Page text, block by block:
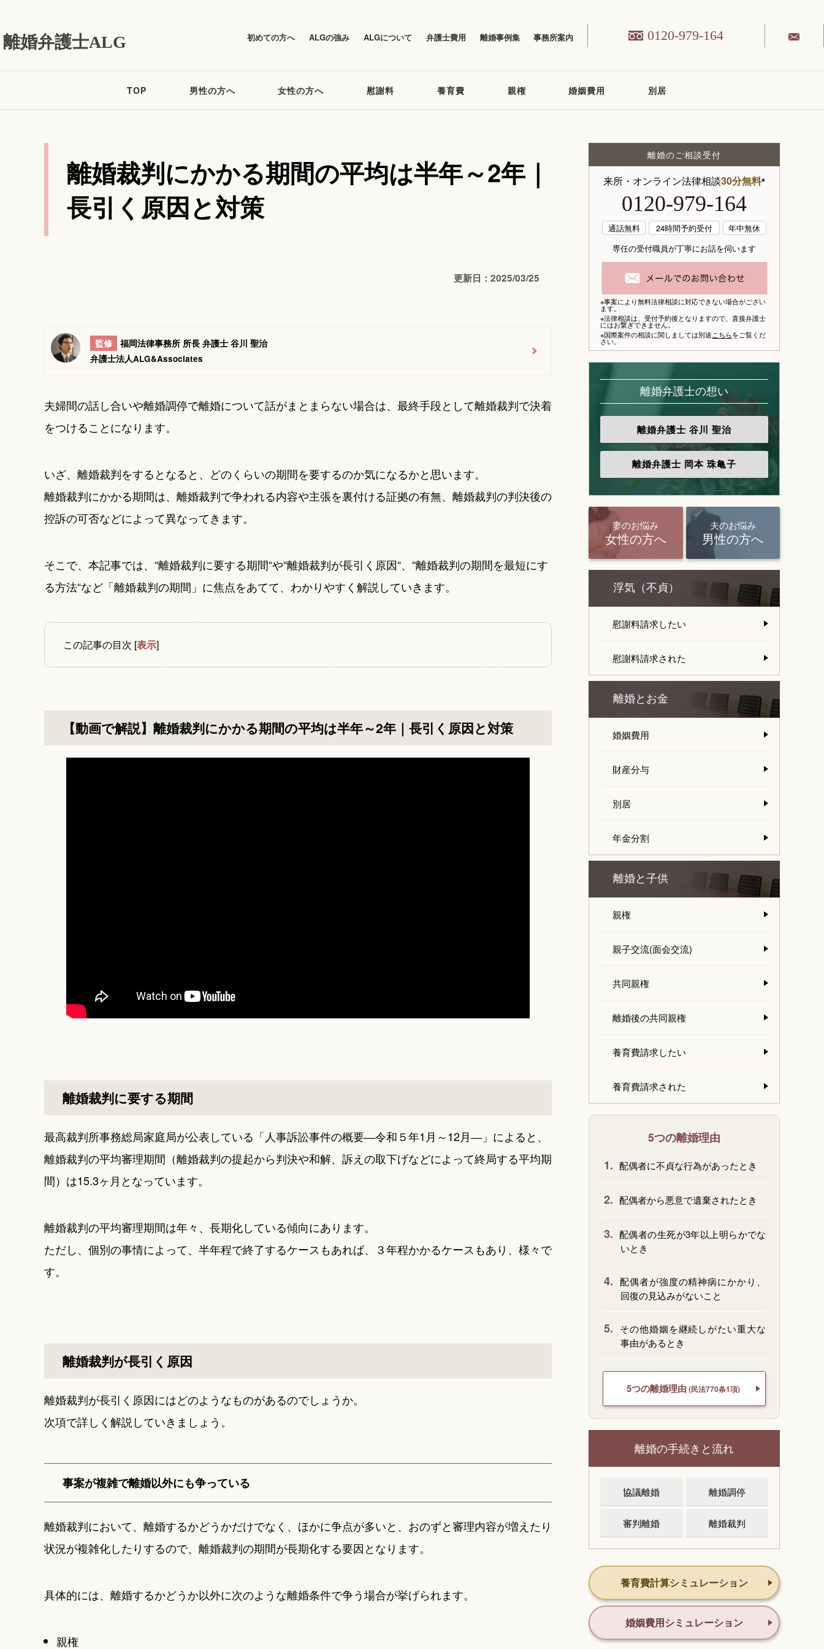
離婚弁護士ALG 初めての方へ ALGの強み ALGについて 弁護士費用 離婚事例集 事務所案内 0120-979-164
TOP 男性の方へ 女性の方へ 慰謝料 養育費 親権 婚姻費用 別居
離婚裁判にかかる期間の平均は半年～2年｜
長引く原因と対策
更新日：2025/03/25
監修
福岡法律事務所 所長 弁護士 谷川 聖治
弁護士法人ALG&Associates
夫婦間の話し合いや離婚調停で離婚について話がまとまらない場合は、最終手段として離婚裁判で決着
をつけることになります。
いざ、離婚裁判をするとなると、どのくらいの期間を要するのか気になるかと思います。
離婚裁判にかかる期間は、離婚裁判で争われる内容や主張を裏付ける証拠の有無、離婚裁判の判決後の
控訴の可否などによって異なってきます。
そこで、本記事では、“離婚裁判に要する期間“や“離婚裁判が長引く原因“、“離婚裁判の期間を最短にす
る方法“など「離婚裁判の期間」に焦点をあてて、わかりやすく解説していきます。
この記事の目次 [表示]
【動画で解説】離婚裁判にかかる期間の平均は半年～2年｜長引く原因と対策
離婚裁判に要する期間
最高裁判所事務総局家庭局が公表している「人事訴訟事件の概要―令和５年1月～12月―」によると、
離婚裁判の平均審理期間（離婚裁判の提起から判決や和解、訴えの取下げなどによって終局する平均期
間）は15.3ヶ月となっています。
離婚裁判の平均審理期間は年々、長期化している傾向にあります。
ただし、個別の事情によって、半年程で終了するケースもあれば、３年程かかるケースもあり、様々で
す。
離婚裁判が長引く原因
離婚裁判が長引く原因にはどのようなものがあるのでしょうか。
次項で詳しく解説していきましょう。
事案が複雑で離婚以外にも争っている
離婚裁判において、離婚するかどうかだけでなく、ほかに争点が多いと、おのずと審理内容が増えたり
状況が複雑化したりするので、離婚裁判の期間が長期化する要因となります。
具体的には、離婚するかどうか以外に次のような離婚条件で争う場合が挙げられます。
親権
離婚のご相談受付
来所・オンライン法律相談30分無料※
0120-979-164
通話無料 24時間予約受付
年中無休
専任の受付職員が丁寧にお話を伺います
※事案により無料法律相談に対応できない場合がござい
ます。
※法律相談は、 受付予約後となりますので、 直接弁護士
にはお繋ぎできません。
※国際案件の相談に関しましては別途こちらをご覧くだ
さい。
離婚弁護士の想い
離婚弁護士 谷川 聖治
離婚弁護士 岡本 珠亀子
妻のお悩み
女性の方へ
夫のお悩み
男性の方へ
浮気（不貞）
慰謝料請求したい
慰謝料請求された
離婚とお金
婚姻費用
財産分与
別居
年金分割
離婚と子供
親権
親子交流(面会交流)
共同親権
離婚後の共同親権
養育費請求したい
養育費請求された
5つの離婚理由
1. 配偶者に不貞な行為があったとき
2. 配偶者から悪意で遺棄されたとき
3. 配偶者の生死が3年以上明らかでな
いとき
4. 配偶者が強度の精神病にかかり、
回復の見込みがないこと
5.
その他婚姻を継続しがたい重大な
事由があるとき
5つの離婚理由 (民法770条1項)
離婚の手続きと流れ
協議離婚 離婚調停
審判離婚 離婚裁判
養育費計算シミュレーション
婚姻費用シミュレーション